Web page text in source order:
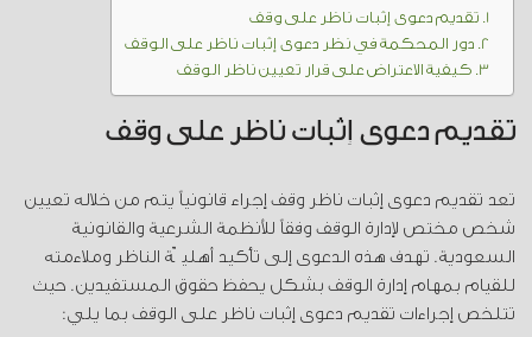
تقديم دعوى إثبات ناظر على وقف
دور المحكمة في نظر دعوى إثبات ناظر على الوقف
كيفية الاعتراض على قرار تعيين ناظر الوقف
تقديم دعوى إثبات ناظر على وقف
تعد تقديم دعوى إثبات ناظر وقف إجراء قانونياً يتم من خلاله تعيين
شخص مختص لإدارة الوقف وفقاً للأنظمة الشرعية والقانونية
السعودية. تهدف هذه الدعوى إلى تأكيد أهليّة الناظر وملاءمته
للقيام بمهام إدارة الوقف بشكل يحفظ حقوق المستفيدين. حيث
تتلخص إجراءات تقديم دعوى إثبات ناظر على الوقف بما يلي: